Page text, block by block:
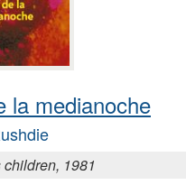
la medianoche
1981